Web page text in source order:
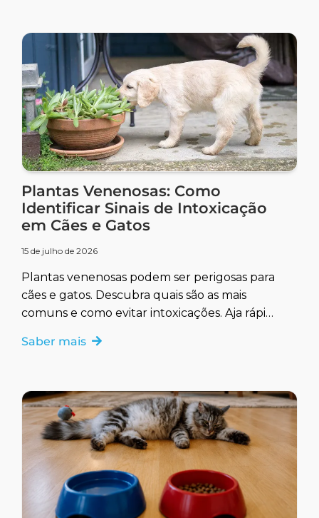
Plantas Venenosas: Como
Identificar Sinais de Intoxicação
em Cães e Gatos
15 de julho de 2026
Plantas venenosas podem ser perigosas para
cães e gatos. Descubra quais são as mais
comuns e como evitar intoxicações. Aja rápido
Saber mais